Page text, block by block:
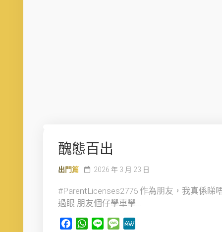
醜態百出
出門篇 2026 年 3 月 23 日
#ParentLicenses2776 作為朋友，我真係睇
過眼 朋友個仔學車學...
FacebookWhatsApp
Line Message